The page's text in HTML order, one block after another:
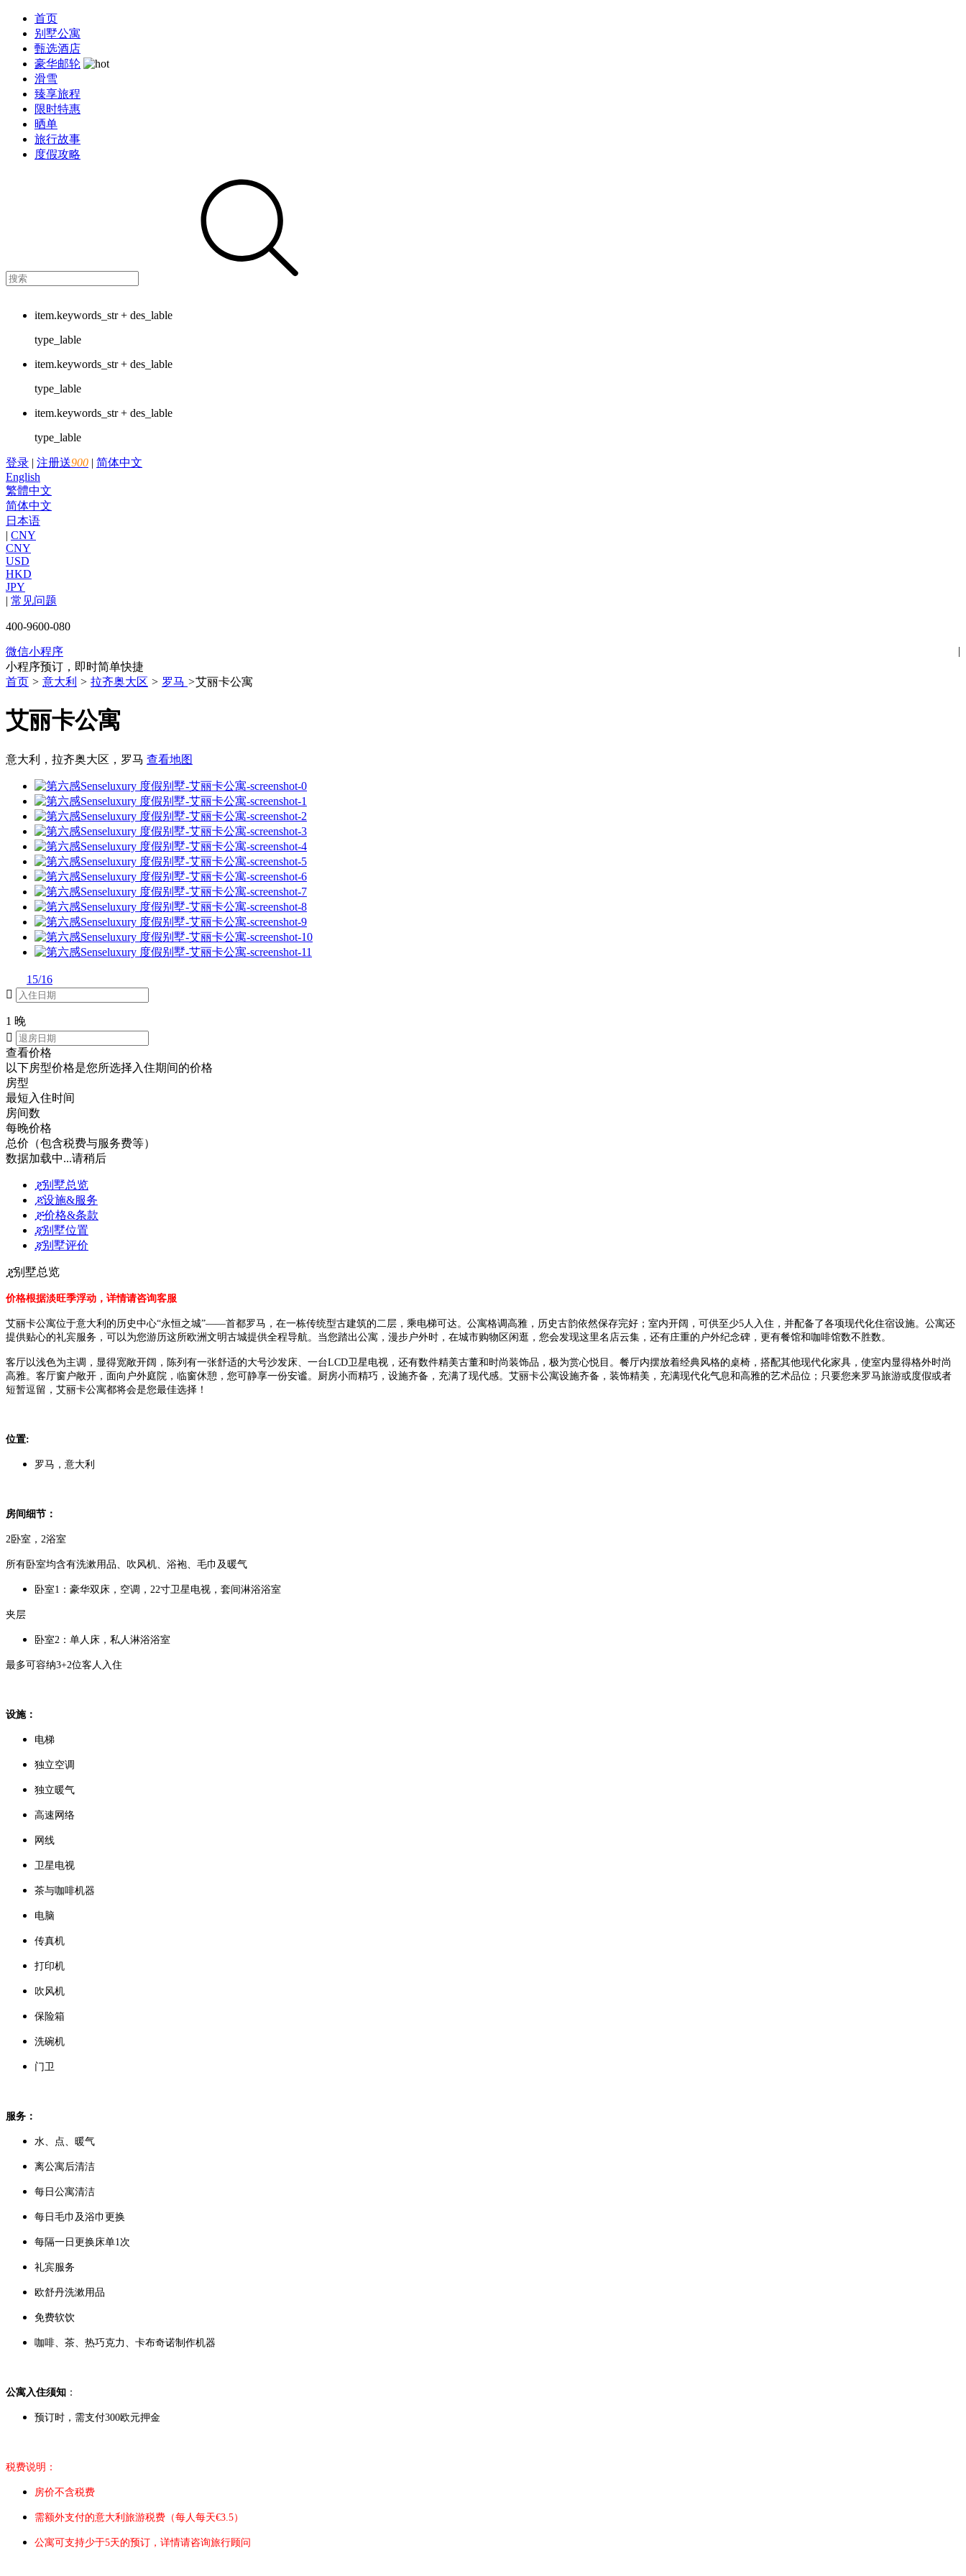
首页
别墅公寓
甄选酒店
豪华邮轮
滑雪
臻享旅程
限时特惠
晒单
旅行故事
度假攻略
item.keywords_str + des_lable
type_lable
item.keywords_str + des_lable
type_lable
item.keywords_str + des_lable
type_lable
登录 | 注册送900 | 简体中文
English
繁體中文
简体中文
日本语
| CNY
CNY
USD
HKD
JPY
| 常见问题
400-9600-080
|
微信小程序
小程序预订，即时简单快捷
首页 > 意大利 > 拉齐奥大区 > 罗马 >艾丽卡公寓
艾丽卡公寓
意大利，拉齐奥大区，罗马 查看地图
15/16

1 晚

查看价格
以下房型价格是您所选择入住期间的价格
房型
最短入住时间
房间数
每晚价格
总价（包含税费与服务费等）
数据加载中...请稍后
ጄ别墅总览
ጆ设施&服务
ጅ价格&条款
ጂ别墅位置
ጃ别墅评价
ጄ别墅总览
价格根据淡旺季浮动，详情请咨询客服
艾丽卡公寓位于意大利的历史中心“永恒之城”——首都罗马，在一栋传统型古建筑的二层，乘电梯可达。公寓格调高雅，历史古韵依然保存完好；室内开阔，可供至少5人入住，并配备了各项现代化住宿设施。公寓还
提供贴心的礼宾服务，可以为您游历这所欧洲文明古城提供全程导航。当您踏出公寓，漫步户外时，在城市购物区闲逛，您会发现这里名店云集，还有庄重的户外纪念碑，更有餐馆和咖啡馆数不胜数。
客厅以浅色为主调，显得宽敞开阔，陈列有一张舒适的大号沙发床、一台LCD卫星电视，还有数件精美古董和时尚装饰品，极为赏心悦目。餐厅内摆放着经典风格的桌椅，搭配其他现代化家具，使室内显得格外时尚
高雅。客厅窗户敞开，面向户外庭院，临窗休憩，您可静享一份安谧。厨房小而精巧，设施齐备，充满了现代感。艾丽卡公寓设施齐备，装饰精美，充满现代化气息和高雅的艺术品位；只要您来罗马旅游或度假或者
短暂逗留，艾丽卡公寓都将会是您最佳选择！
位置:
罗马，意大利
房间细节：
2卧室，2浴室
所有卧室均含有洗漱用品、吹风机、浴袍、毛巾及暖气
卧室1：豪华双床，空调，22寸卫星电视，套间淋浴浴室
夹层
卧室2：单人床，私人淋浴浴室
最多可容纳3+2位客人入住
设施：
电梯
独立空调
独立暖气
高速网络
网线
卫星电视
茶与咖啡机器
电脑
传真机
打印机
吹风机
保险箱
洗碗机
门卫
服务：
水、点、暖气
离公寓后清洁
每日公寓清洁
每日毛巾及浴巾更换
每隔一日更换床单1次
礼宾服务
欧舒丹洗漱用品
免费软饮
咖啡、茶、热巧克力、卡布奇诺制作机器
公寓入住须知 ：
预订时，需支付300欧元押金
税费说明：
房价不含税费
需额外支付的意大利旅游税费（每人每天€3.5）
公寓可支持少于5天的预订，详情请咨询旅行顾问